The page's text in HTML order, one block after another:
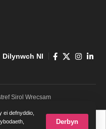
ei defnyddio,
Derbyn
Dilynwch NI
Sirol Wrecsam
English